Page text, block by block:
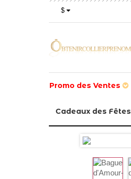
$
Promo des Ventes
Cadeaux des Fêtes